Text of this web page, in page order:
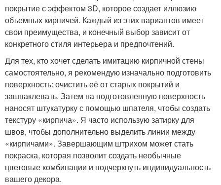
покрытие с эффектом 3D, которое создает иллюзию
объемных кирпичей. Каждый из этих вариантов имеет
свои преимущества, и конечный выбор зависит от
конкретного стиля интерьера и предпочтений.
Для тех, кто хочет сделать имитацию кирпичной стены
самостоятельно, я рекомендую изначально подготовить
поверхность: очистить её от старых покрытий и
зашпаклевать. Затем на подготовленную поверхность
наносят штукатурку с помощью шпателя, чтобы создать
текстуру «кирпича». Я часто использую затирку для
швов, чтобы дополнительно выделить линии между
«кирпичами». Завершающим штрихом может стать
покраска, которая позволит создать необычные
цветовые комбинации и подчеркнуть индивидуальность
вашего декора.